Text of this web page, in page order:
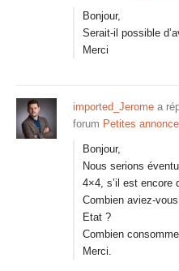
Bonjour,
Serait-il possible
Merci
imported_Jerome a
forum Petites
Bonjour,
Nous serions
4×4, s’il est encore
Combien aviez-
Etat ?
Combien
Merci.